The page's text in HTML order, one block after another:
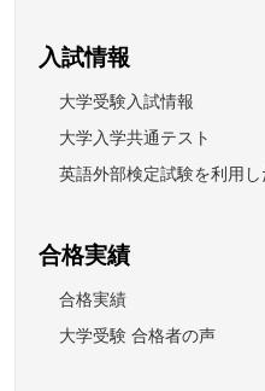
入試情報
大学受験入試情報
大学入学共通テスト
英語外部検定試験を利用
合格実績
合格実績
大学受験 合格者の声